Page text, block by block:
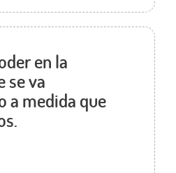
en la
se va
a medida que